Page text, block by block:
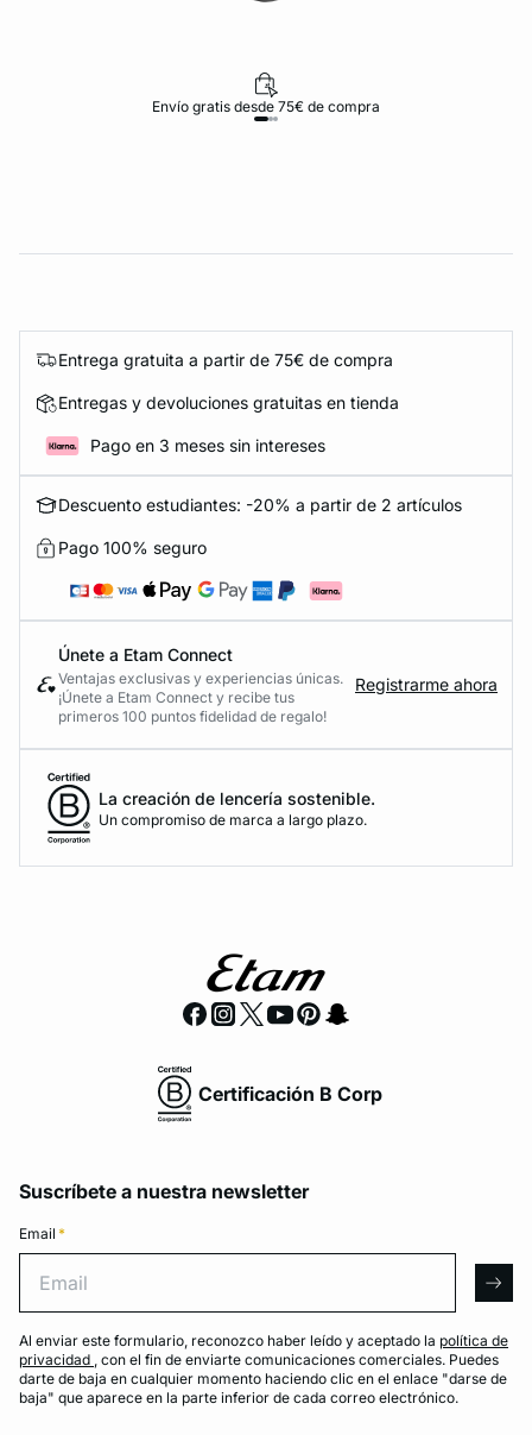
Envío gratis desde 75€ de compra
Entrega gratuita a partir de 75€ de compra
Entregas y devoluciones gratuitas en tienda
Pago en 3 meses sin intereses
Descuento estudiantes: -20% a partir de 2 artículos
Pago 100% seguro
Únete a Etam Connect
Ventajas exclusivas y experiencias únicas.
¡Únete a Etam Connect y recibe tus
primeros 100 puntos fidelidad de regalo!
Registrarme ahora
La creación de lencería sostenible.
Un compromiso de marca a largo plazo.
Certificación B Corp
Suscríbete a nuestra newsletter
Email *
Al enviar este formulario, reconozco haber leído y aceptado la política de
privacidad , con el fin de enviarte comunicaciones comerciales. Puedes
darte de baja en cualquier momento haciendo clic en el enlace "darse de
baja" que aparece en la parte inferior de cada correo electrónico.